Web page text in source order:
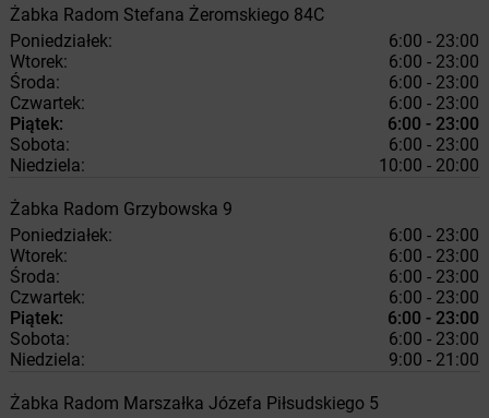
Żabka Radom Stefana Żeromskiego 84C
Poniedziałek:
6:00 - 23:00
Wtorek:
6:00 - 23:00
Środa:
6:00 - 23:00
Czwartek:
6:00 - 23:00
Piątek:
6:00 - 23:00
Sobota:
6:00 - 23:00
Niedziela:
10:00 - 20:00
Żabka Radom Grzybowska 9
Poniedziałek:
6:00 - 23:00
Wtorek:
6:00 - 23:00
Środa:
6:00 - 23:00
Czwartek:
6:00 - 23:00
Piątek:
6:00 - 23:00
Sobota:
6:00 - 23:00
Niedziela:
9:00 - 21:00
Żabka Radom Marszałka Józefa Piłsudskiego 5